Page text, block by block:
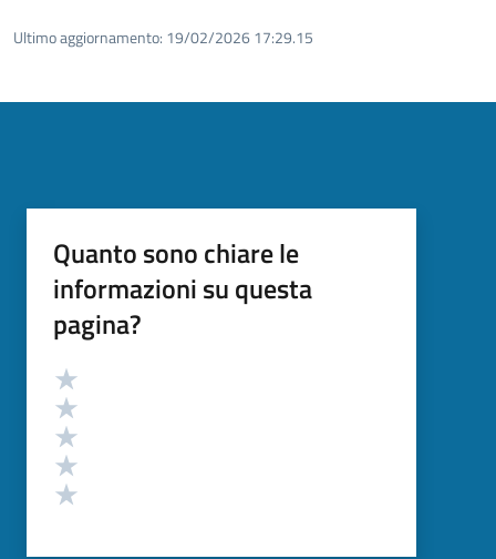
Ultimo aggiornamento: 19/02/2026 17:29.15
Quanto sono chiare le
informazioni su questa
pagina?
Valutazione